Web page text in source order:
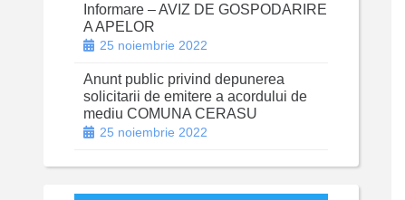
Informare – AVIZ DE GOSPODARIRE
A APELOR
25 noiembrie 2022
Anunt public privind depunerea
solicitarii de emitere a acordului de
mediu COMUNA CERASU
25 noiembrie 2022